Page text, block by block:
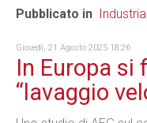
Pubblicato in
Industria
Giovedì, 21 Agosto 2025 18:26
In Europa si
“lavaggio